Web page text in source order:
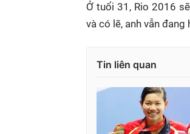
Ở tuổi 31, Rio 2016
và có lẽ, anh vẫn
Tin liên quan